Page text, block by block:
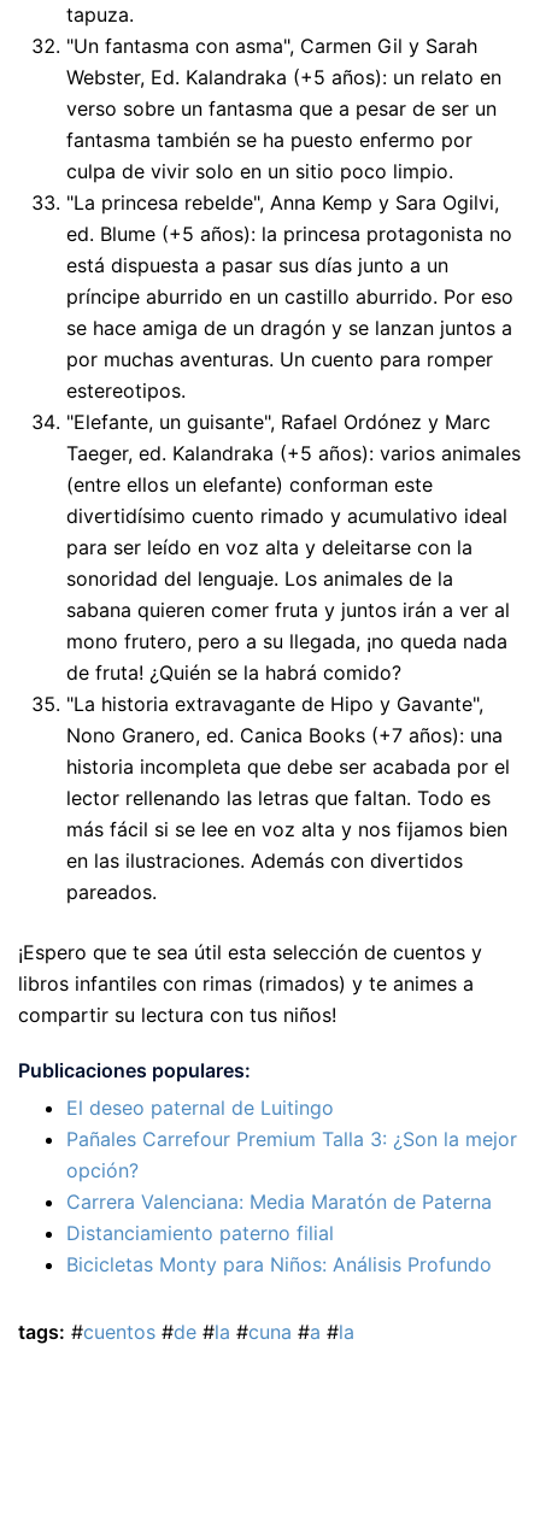
tapuza.
"Un fantasma con asma", Carmen Gil y Sarah
Webster, Ed. Kalandraka (+5 años): un relato en
verso sobre un fantasma que a pesar de ser un
fantasma también se ha puesto enfermo por
culpa de vivir solo en un sitio poco limpio.
"La princesa rebelde", Anna Kemp y Sara Ogilvi,
ed. Blume (+5 años): la princesa protagonista no
está dispuesta a pasar sus días junto a un
príncipe aburrido en un castillo aburrido. Por eso
se hace amiga de un dragón y se lanzan juntos a
por muchas aventuras. Un cuento para romper
estereotipos.
"Elefante, un guisante", Rafael Ordónez y Marc
Taeger, ed. Kalandraka (+5 años): varios animales
(entre ellos un elefante) conforman este
divertidísimo cuento rimado y acumulativo ideal
para ser leído en voz alta y deleitarse con la
sonoridad del lenguaje. Los animales de la
sabana quieren comer fruta y juntos irán a ver al
mono frutero, pero a su llegada, ¡no queda nada
de fruta! ¿Quién se la habrá comido?
"La historia extravagante de Hipo y Gavante",
Nono Granero, ed. Canica Books (+7 años): una
historia incompleta que debe ser acabada por el
lector rellenando las letras que faltan. Todo es
más fácil si se lee en voz alta y nos fijamos bien
en las ilustraciones. Además con divertidos
pareados.
¡Espero que te sea útil esta selección de cuentos y
libros infantiles con rimas (rimados) y te animes a
compartir su lectura con tus niños!
Publicaciones populares:
El deseo paternal de Luitingo
Pañales Carrefour Premium Talla 3: ¿Son la mejor
opción?
Carrera Valenciana: Media Maratón de Paterna
Distanciamiento paterno filial
Bicicletas Monty para Niños: Análisis Profundo
tags: #cuentos #de #la #cuna #a #la